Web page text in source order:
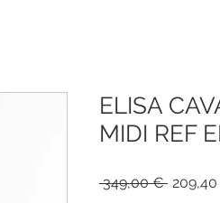
ELISA
MIDI REF
349,00 € Prezzo